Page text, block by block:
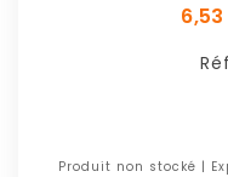
Produit non stocké |